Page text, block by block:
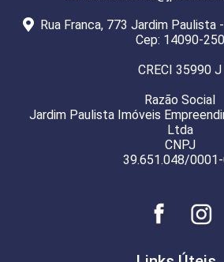
Rua Franca, 773 Jardim Paulista
Cep: 14090-250
CRECI 35990 J
Razão Social
Jardim Paulista Imóveis
Ltda
CNPJ
39.651.048/